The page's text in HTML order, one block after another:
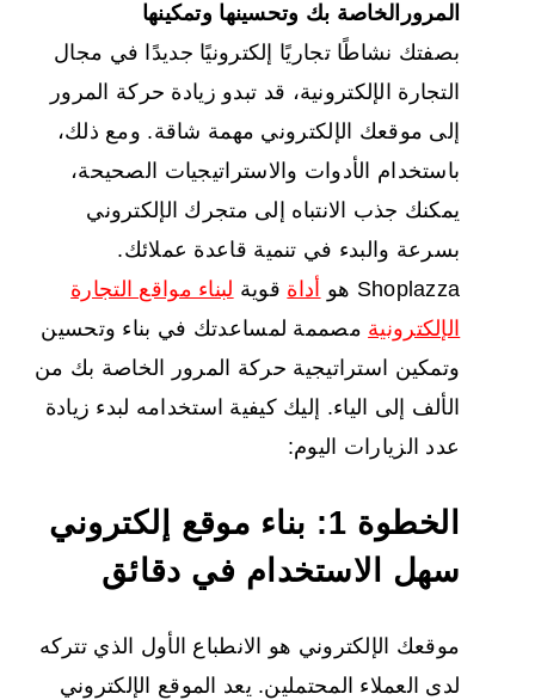
المرور الخاصة بك وتحسينها وتمكينها
بصفتك نشاطًا تجاريًا إلكترونيًا جديدًا في مجال
التجارة الإلكترونية، قد تبدو زيادة حركة المرور
إلى موقعك الإلكتروني مهمة شاقة. ومع ذلك،
باستخدام الأدوات والاستراتيجيات الصحيحة،
يمكنك جذب الانتباه إلى متجرك الإلكتروني
بسرعة والبدء في تنمية قاعدة عملائك.
Shoplazza هو
أداة قوية لبناء مواقع التجارة
الإلكترونية مصممة لمساعدتك في بناء وتحسين
وتمكين استراتيجية حركة المرور الخاصة بك من
الألف إلى الياء. إليك كيفية استخدامه لبدء زيادة
عدد الزيارات اليوم:
الخطوة 1: بناء موقع إلكتروني
سهل الاستخدام في دقائق
موقعك الإلكتروني هو الانطباع الأول الذي تتركه
لدى العملاء المحتملين. يعد الموقع الإلكتروني